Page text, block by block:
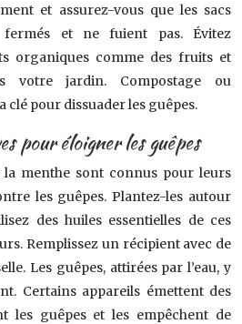
et assurez-vous que les sacs
fermés et ne fuient pas. Évitez
organiques comme des fruits et
votre jardin. Compostage ou
pour dissuader les guêpes.
pour éloigner les guêpes
la menthe sont connus pour leurs
les guêpes. Plantez-les autour
des huiles essentielles de ces
Remplissez un récipient avec de
Les guêpes, attirées par l’eau, y
Certains appareils émettent des
les guêpes et les empêchent de